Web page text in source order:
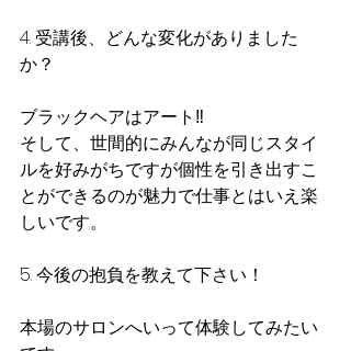
4. 受講後、どんな変化がありました
か？
ブラックヘアはアート‼︎
そして、世間的にみんなが同じスタイ
ルを好みがちですが個性を引き出すこ
とができるのが魅力で仕事とはいえ楽
しいです。
5. 今後の抱負を教えて下さい！
本場のサロンへいって体験してみたい